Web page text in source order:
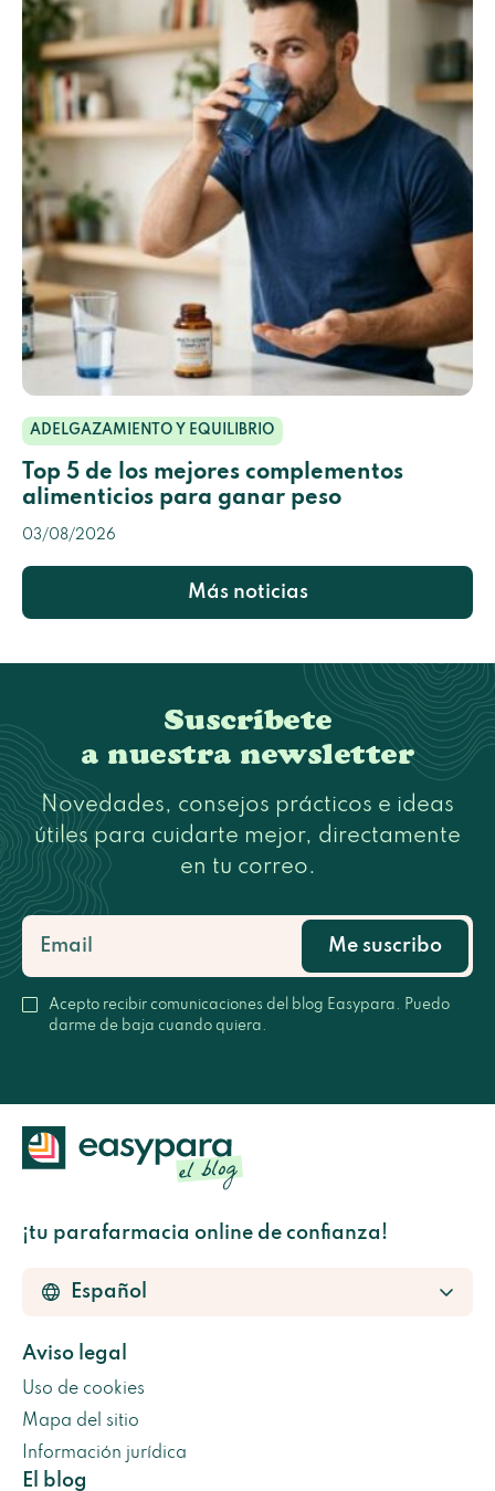
ADELGAZAMIENTO Y EQUILIBRIO
Top 5 de los mejores complementos
alimenticios para ganar peso
03/08/2026
Más noticias
Suscríbete
a nuestra newsletter
Novedades, consejos prácticos e ideas
útiles para cuidarte mejor, directamente
en tu correo.
Acepto recibir comunicaciones del blog Easypara. Puedo
darme de baja cuando quiera.
Me suscribo
¡tu parafarmacia online de confianza!
Aviso legal
Uso de cookies
Mapa del sitio
Información jurídica
El blog